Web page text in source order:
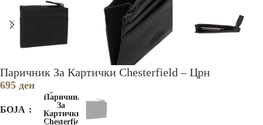
Паричник За Картички Chesterfield – Црн
695 ден
БОЈА